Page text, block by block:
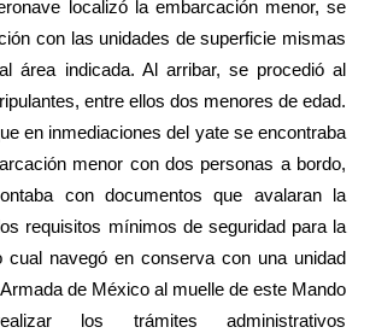
localizó la embarcación menor, se
con las unidades de superficie mismas
área indicada. Al arribar, se procedió al
entre ellos dos menores de edad.
en inmediaciones del yate se encontraba
menor con dos personas a bordo,
con documentos que avalaran la
requisitos mínimos de seguridad para la
cual navegó en conserva con una unidad
de México al muelle de este Mando
los trámites administrativos